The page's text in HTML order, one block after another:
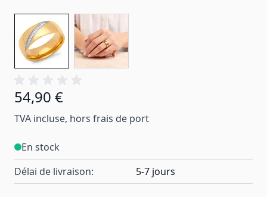
À partir de:
54,90 €
TVA incluse, hors frais de port
En stock
Délai de livraison:
5-7 jours